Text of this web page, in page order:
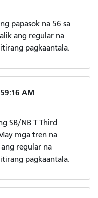
papasok na 56 sa
ang regular na
pagkaantala.
AM
SB/NB T Third
mga tren na
regular na
pagkaantala.